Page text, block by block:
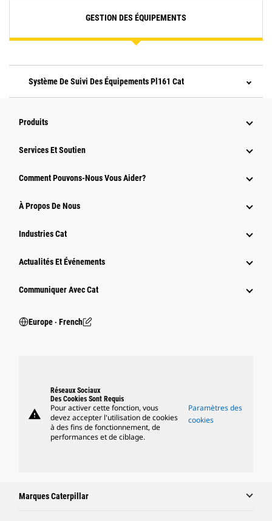
GESTION DES ÉQUIPEMENTS
Système De Suivi Des Équipements Pl161 Cat
Produits
Services Et Soutien
Comment Pouvons-Nous Vous Aider?
À Propos De Nous
Industries Cat
Actualités Et Événements
Communiquer Avec Cat
Europe ‧ French
warning
Réseaux Sociaux
Des Cookies Sont Requis
Pour activer cette fonction, vous
devez accepter l'utilisation de cookies
à des fins de fonctionnement, de
performances et de ciblage.
Paramètres des
cookies
Marques Caterpillar